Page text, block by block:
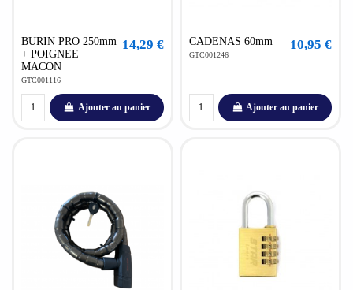
BURIN PRO 250mm
+ POIGNEE
MACON
GTC001116
14,29 €
Ajouter au panier
CADENAS 60mm
GTC001246
10,95 €
Ajouter au panier